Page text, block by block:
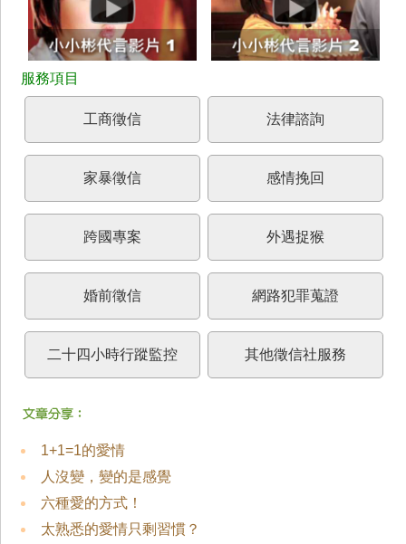
工商徵信 法律諮詢
家暴徵信 感情挽回
跨國專案 外遇捉猴
婚前徵信 網路犯罪蒐證
二十四小時行蹤監控 其他徵信社服務
1+1=1的愛情
人沒變，變的是感覺
六種愛的方式！
太熟悉的愛情只剩習慣？